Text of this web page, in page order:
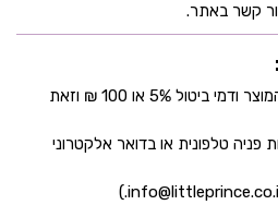
מדיניות ביטול היא מיום קבלת המוצר ודמי ביטול 5% או 100 ₪ וזאת
טלפונית או בדואר אלקטרוני